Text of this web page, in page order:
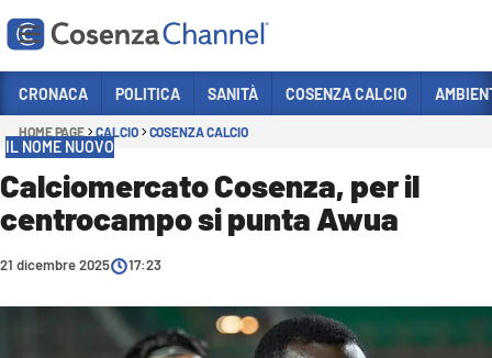
Sezioni
CRONACA
POLITICA
ITALIA MONDO
CRONACA POLITICA SANITÀ COSENZA CALCIO
HOME PAGE CALCIO COSENZA CALCIO
IL NOME NUOVO
Calciomercato Cosenza, per il
centrocampo si punta Awua
21 dicembre 2025 17:23